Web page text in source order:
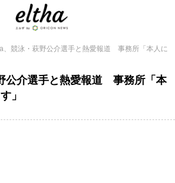
、競泳・萩野公介選手と熱愛報道 事務所「本人に
公介選手と熱愛報道 事務所「本
」